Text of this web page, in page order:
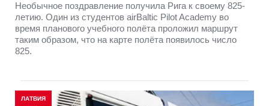
Необычное поздравление получила Рига к своему 825-
летию. Один из студентов airBaltic Pilot Academy во
время планового учебного полёта проложил маршрут
таким образом, что на карте полёта появилось число
825.
ЛАТВИЯ